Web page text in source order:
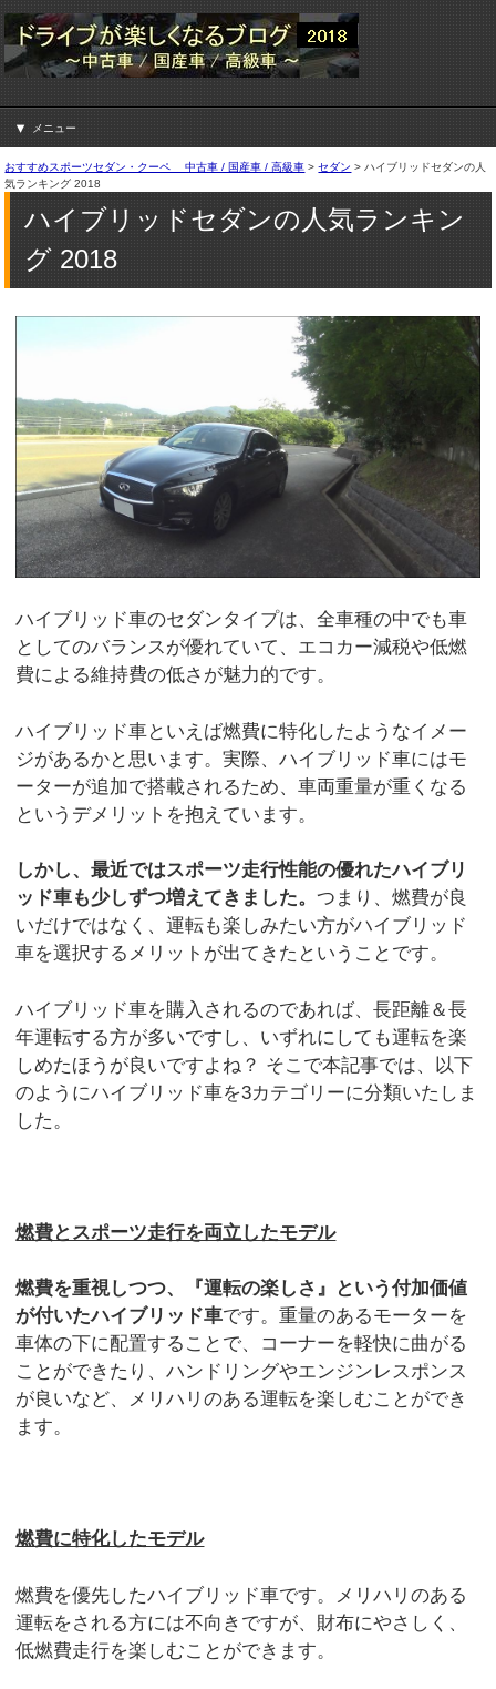
メニュー
おすすめスポーツセダン・クーペ 中古車 / 国産車 / 高級車 >セダン >ハイブリッドセダンの人
気ランキング 2018
ハイブリッドセダンの人気ランキン
グ 2018
ハイブリッド車のセダンタイプは、全車種の中でも車
としてのバランスが優れていて、エコカー減税や低燃
費による維持費の低さが魅力的です。
ハイブリッド車といえば燃費に特化したようなイメー
ジがあるかと思います。実際、ハイブリッド車にはモ
ーターが追加で搭載されるため、車両重量が重くなる
というデメリットを抱えています。
しかし、最近ではスポーツ走行性能の優れたハイブリ
ッド車も少しずつ増えてきました。つまり、燃費が良
いだけではなく、運転も楽しみたい方がハイブリッド
車を選択するメリットが出てきたということです。
ハイブリッド車を購入されるのであれば、長距離＆長
年運転する方が多いですし、いずれにしても運転を楽
しめたほうが良いですよね？ そこで本記事では、以下
のようにハイブリッド車を3カテゴリーに分類いたしま
した。
燃費とスポーツ走行を両立したモデル
燃費を重視しつつ、『運転の楽しさ』という付加価値
が付いたハイブリッド車です。重量のあるモーターを
車体の下に配置することで、コーナーを軽快に曲がる
ことができたり、ハンドリングやエンジンレスポンス
が良いなど、メリハリのある運転を楽しむことができ
ます。
燃費に特化したモデル
燃費を優先したハイブリッド車です。メリハリのある
運転をされる方には不向きですが、財布にやさしく、
低燃費走行を楽しむことができます。